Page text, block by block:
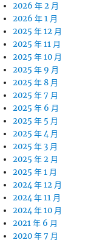
2026 年 2 月
2026 年 1 月
2025 年 12 月
2025 年 11 月
2025 年 10 月
2025 年 9 月
2025 年 8 月
2025 年 7 月
2025 年 6 月
2025 年 5 月
2025 年 4 月
2025 年 3 月
2025 年 2 月
2025 年 1 月
2024 年 12 月
2024 年 11 月
2024 年 10 月
2021 年 6 月
2020 年 7 月